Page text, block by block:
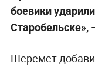
боевики
Старобельске»,
Шеремет